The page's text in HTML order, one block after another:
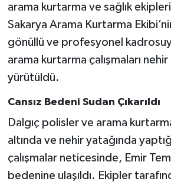
arama kurtarma ve sağlık
Sakarya Arama Kurtarma
gönüllü ve profesyonel
arama kurtarma çalışmaları
yürütüldü.
Cansız Bedeni Sudan Çıkarıldı
Dalgıç polisler ve arama
altında ve nehir yatağında
çalışmalar neticesinde, Emir
bedenine ulaşıldı. Ekipler
Ulusal
Yaşam